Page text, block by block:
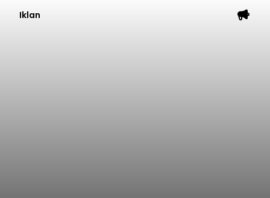
Iklan